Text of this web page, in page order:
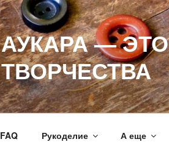
АУКАРА —
ТВОРЧЕСТВА
FAQ Рукоделие А еще